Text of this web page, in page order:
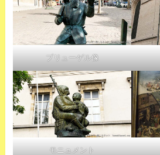
ブリューゲル像
モニュメント